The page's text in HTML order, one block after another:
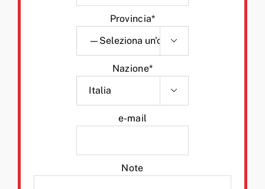
Provincia*

Nazione*

e-mail
Note